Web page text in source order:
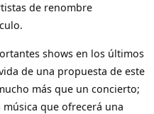
de renombre
shows en los últimos
de una propuesta de este
más que un concierto;
que ofrecerá una